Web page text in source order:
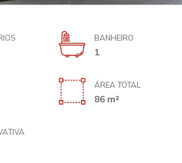
BANHEIRO
1
ÁREA TOTAL
86 m²